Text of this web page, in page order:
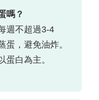
嗎？
週不超過3-4
蛋，避免油炸。
蛋白為主。